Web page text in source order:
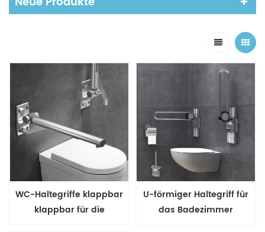
WC-Haltegriffe klappbar
klappbar für die
U-förmiger Haltegriff für
das Badezimmer